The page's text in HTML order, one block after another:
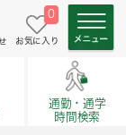
0
お気に入り
通勤・通学
時間検索